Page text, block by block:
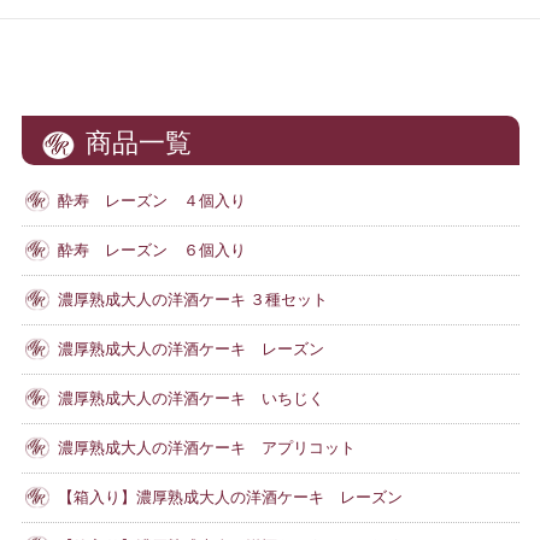
商品一覧
酔寿 レーズン ４個入り
酔寿 レーズン ６個入り
濃厚熟成大人の洋酒ケーキ ３種セット
濃厚熟成大人の洋酒ケーキ レーズン
濃厚熟成大人の洋酒ケーキ いちじく
濃厚熟成大人の洋酒ケーキ アプリコット
【箱入り】濃厚熟成大人の洋酒ケーキ レーズン